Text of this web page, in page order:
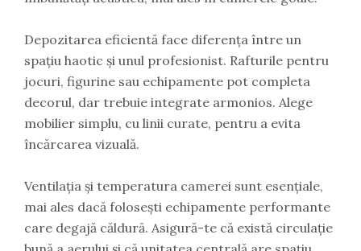
Depozitarea eficientă face diferența între un
spațiu haotic și unul profesionist. Rafturile pentru
jocuri, figurine sau echipamente pot completa
decorul, dar trebuie integrate armonios. Alege
mobilier simplu, cu linii curate, pentru a evita
încărcarea vizuală.
Ventilația și temperatura camerei sunt esențiale,
mai ales dacă folosești echipamente performante
care degajă căldură. Asigură-te că există circulație